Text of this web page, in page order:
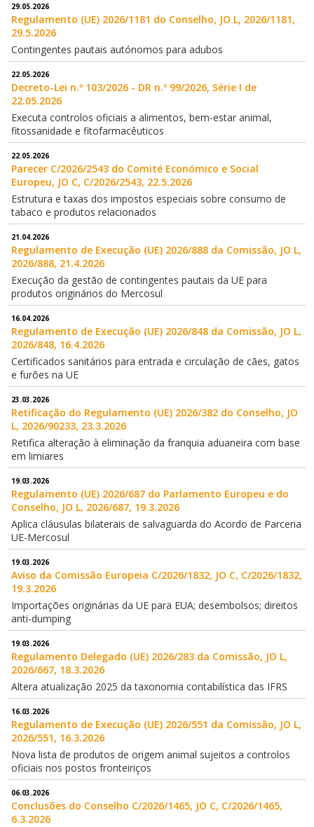
29.05.2026
Regulamento (UE) 2026/1181 do Conselho, JO L, 2026/1181,
29.5.2026
Contingentes pautais autónomos para adubos
22.05.2026
Decreto-Lei n.º 103/2026 - DR n.º 99/2026, Série I de
22.05.2026
Executa controlos oficiais a alimentos, bem-estar animal,
fitossanidade e fitofarmacêuticos
22.05.2026
Parecer C/2026/2543 do Comité Económico e Social
Europeu, JO C, C/2026/2543, 22.5.2026
Estrutura e taxas dos impostos especiais sobre consumo de
tabaco e produtos relacionados
21.04.2026
Regulamento de Execução (UE) 2026/888 da Comissão, JO L,
2026/888, 21.4.2026
Execução da gestão de contingentes pautais da UE para
produtos originários do Mercosul
16.04.2026
Regulamento de Execução (UE) 2026/848 da Comissão, JO L,
2026/848, 16.4.2026
Certificados sanitários para entrada e circulação de cães, gatos
e furões na UE
23.03.2026
Retificação do Regulamento (UE) 2026/382 do Conselho, JO
L, 2026/90233, 23.3.2026
Retifica alteração à eliminação da franquia aduaneira com base
em limiares
19.03.2026
Regulamento (UE) 2026/687 do Parlamento Europeu e do
Conselho, JO L, 2026/687, 19.3.2026
Aplica cláusulas bilaterais de salvaguarda do Acordo de Parceria
UE-Mercosul
19.03.2026
Aviso da Comissão Europeia C/2026/1832, JO C, C/2026/1832,
19.3.2026
Importações originárias da UE para EUA; desembolsos; direitos
anti-dumping
19.03.2026
Regulamento Delegado (UE) 2026/283 da Comissão, JO L,
2026/667, 18.3.2026
Altera atualização 2025 da taxonomia contabilística das IFRS
16.03.2026
Regulamento de Execução (UE) 2026/551 da Comissão, JO L,
2026/551, 16.3.2026
Nova lista de produtos de origem animal sujeitos a controlos
oficiais nos postos fronteiriços
06.03.2026
Conclusões do Conselho C/2026/1465, JO C, C/2026/1465,
6.3.2026